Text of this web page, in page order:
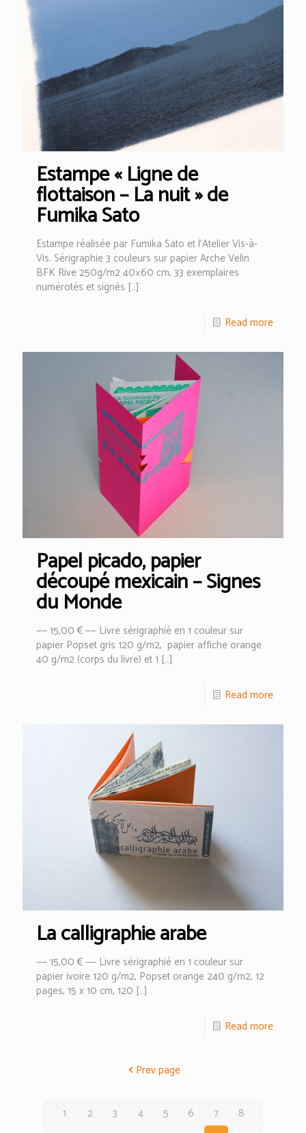
Estampe « Ligne de
flottaison – La nuit » de
Fumika Sato
Estampe réalisée par Fumika Sato et l’Atelier Vis-à-
Vis. Sérigraphie 3 couleurs sur papier Arche Velin
BFK Rive 250g/m2 40×60 cm, 33 exemplaires
numérotés et signés […]
Read more
Papel picado, papier
découpé mexicain – Signes
du Monde
—— 15,00 € —— Livre sérigraphié en 1 couleur sur
papier Popset gris 120 g/m2, papier affiche orange
40 g/m2 (corps du livre) et 1 […]
Read more
La calligraphie arabe
—— 15,00 € —— Livre sérigraphié en 1 couleur sur
papier ivoire 120 g/m2, Popset orange 240 g/m2, 12
pages, 15 x 10 cm, 120 […]
Read more
Prev page
1 2 3 4 5 6 7
8